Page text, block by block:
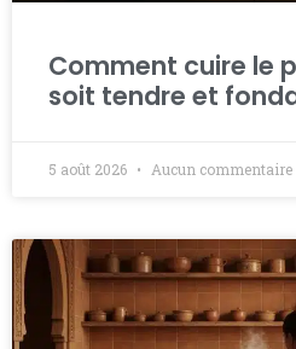
Comment cuire le
soit tendre et
5 août 2026 Aucun commentaire